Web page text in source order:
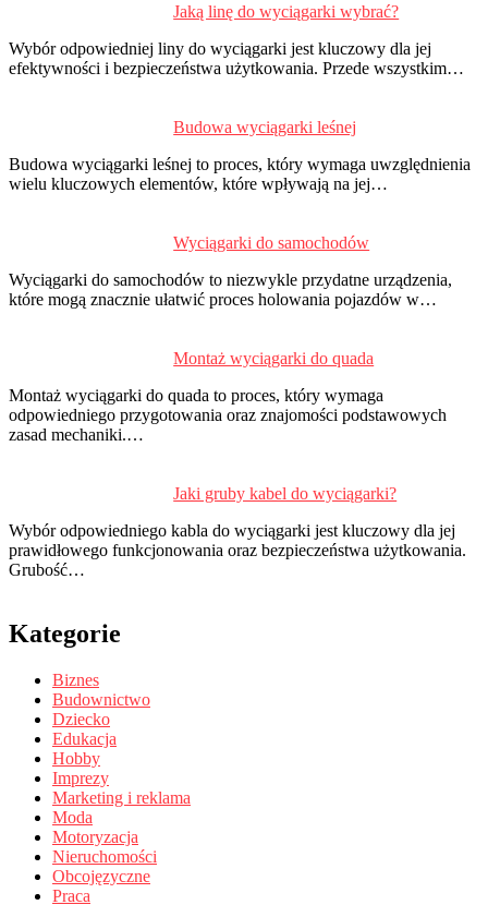
Jaką linę do wyciągarki wybrać?
Wybór odpowiedniej liny do wyciągarki jest kluczowy dla jej
efektywności i bezpieczeństwa użytkowania. Przede wszystkim…
Budowa wyciągarki leśnej
Budowa wyciągarki leśnej to proces, który wymaga uwzględnienia
wielu kluczowych elementów, które wpływają na jej…
Wyciągarki do samochodów
Wyciągarki do samochodów to niezwykle przydatne urządzenia,
które mogą znacznie ułatwić proces holowania pojazdów w…
Montaż wyciągarki do quada
Montaż wyciągarki do quada to proces, który wymaga
odpowiedniego przygotowania oraz znajomości podstawowych
zasad mechaniki.…
Jaki gruby kabel do wyciągarki?
Wybór odpowiedniego kabla do wyciągarki jest kluczowy dla jej
prawidłowego funkcjonowania oraz bezpieczeństwa użytkowania.
Grubość…
Kategorie
Biznes
Budownictwo
Dziecko
Edukacja
Hobby
Imprezy
Marketing i reklama
Moda
Motoryzacja
Nieruchomości
Obcojęzyczne
Praca